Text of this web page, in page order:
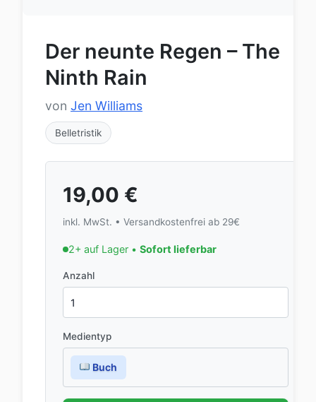
Der neunte Regen – The
Ninth Rain
von Jen Williams
Belletristik
19,00 €
inkl. MwSt. • Versandkostenfrei ab 29€
2+ auf Lager • Sofort lieferbar
Anzahl
Medientyp
Buch